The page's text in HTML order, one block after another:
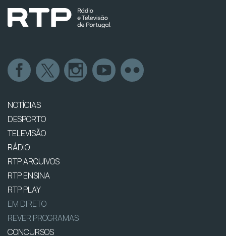
NOTÍCIAS
DESPORTO
TELEVISÃO
RÁDIO
RTP ARQUIVOS
RTP ENSINA
RTP PLAY
EM DIRETO
REVER PROGRAMAS
CONCURSOS